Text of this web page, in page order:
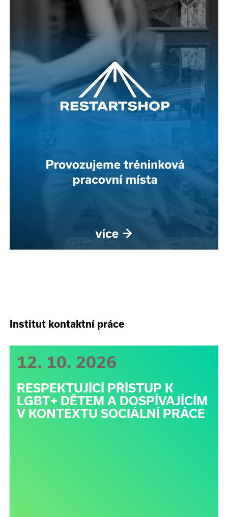
Institut kontaktní práce
12. 10. 2026
RESPEKTUJÍCÍ PŘÍSTUP K
LGBT+ DĚTEM A DOSPÍVAJÍCÍM
V KONTEXTU SOCIÁLNÍ PRÁCE